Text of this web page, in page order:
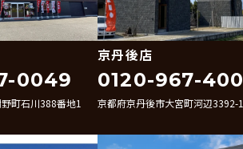
0049
町石川388番地1
京丹後店
0120-967-400
京都府京丹後市大宮町河辺3392-1